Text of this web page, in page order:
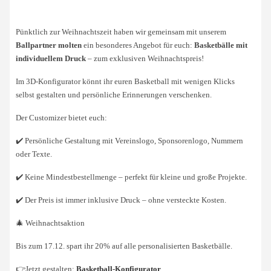
Pünktlich zur Weihnachtszeit haben wir gemeinsam mit unserem
Ballpartner molten ein besonderes Angebot für euch:Basketbälle mit
individuellem Druck – zum exklusiven Weihnachtspreis!
Im 3D-Konfigurator könnt ihr euren Basketball mit wenigen Klicks
selbst gestalten und persönliche Erinnerungen verschenken.
Der Customizer bietet euch:
✔️ Persönliche Gestaltung mit Vereinslogo, Sponsorenlogo, Nummern
oder Texte.
✔️ Keine Mindestbestellmenge – perfekt für kleine und große Projekte.
✔️ Der Preis ist immer inklusive Druck – ohne versteckte Kosten.
🎄 Weihnachtsaktion
Bis zum 17.12. spart ihr 20% auf alle personalisierten Basketbälle.
👉Jetzt gestalten:Basketball-Konfigurator